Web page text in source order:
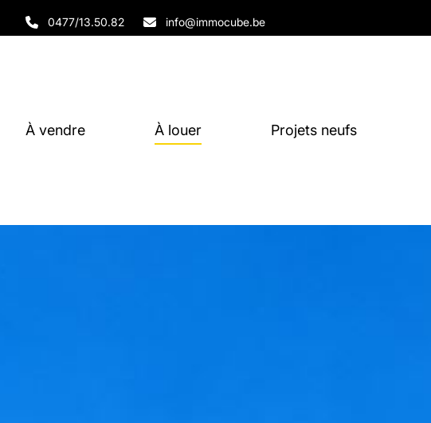
0477/13.50.82 info@immocube.be
À vendre À louer Projets neufs